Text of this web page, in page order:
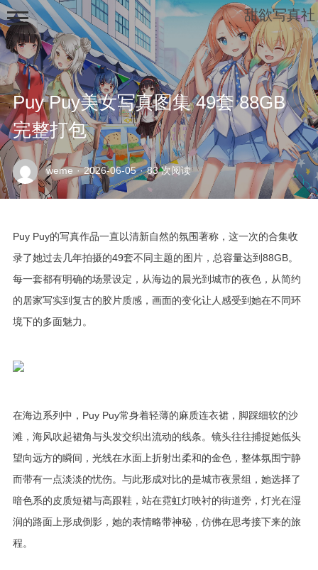
Puy Puy美女写真图集 49套 88GB
完整打包
weme · 2026-06-05 · 83 次阅读
Puy Puy的写真作品一直以清新自然的氛围著称，这一次的合集收
录了她过去几年拍摄的49套不同主题的图片，总容量达到88GB。
每一套都有明确的场景设定，从海边的晨光到城市的夜色，从简约
的居家写实到复古的胶片质感，画面的变化让人感受到她在不同环
境下的多面魅力。
在海边系列中，Puy Puy常身着轻薄的麻质连衣裙，脚踩细软的沙
滩，海风吹起裙角与头发交织出流动的线条。镜头往往捕捉她低头
望向远方的瞬间，光线在水面上折射出柔和的金色，整体氛围宁静
而带有一点淡淡的忧伤。与此形成对比的是城市夜景组，她选择了
暗色系的皮质短裙与高跟鞋，站在霓虹灯映衬的街道旁，灯光在湿
润的路面上形成倒影，她的表情略带神秘，仿佛在思考接下来的旅
程。
甜欲写真社
示
例
面